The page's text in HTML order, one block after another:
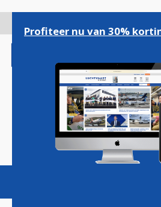
gaan
Magazine Podcasts
Profiteer nu van 30%